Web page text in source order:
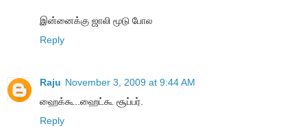
இன்னைக்கு ஜாலி மூடு போல
Reply
Raju November 3, 2009 at 9:44 AM
ஹைக்கூ..ஹைட்கூ சூப்பர்.
Reply